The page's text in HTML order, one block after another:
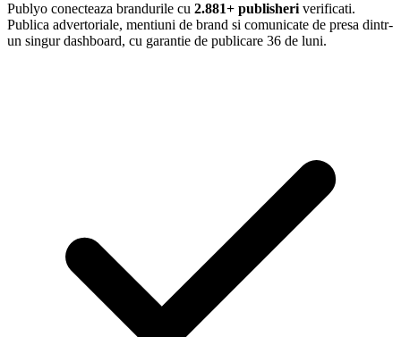
Publyo conecteaza brandurile cu 2.881+ publisheri verificati.
Publica advertoriale, mentiuni de brand si comunicate de presa dintr-
un singur dashboard, cu garantie de publicare 36 de luni.